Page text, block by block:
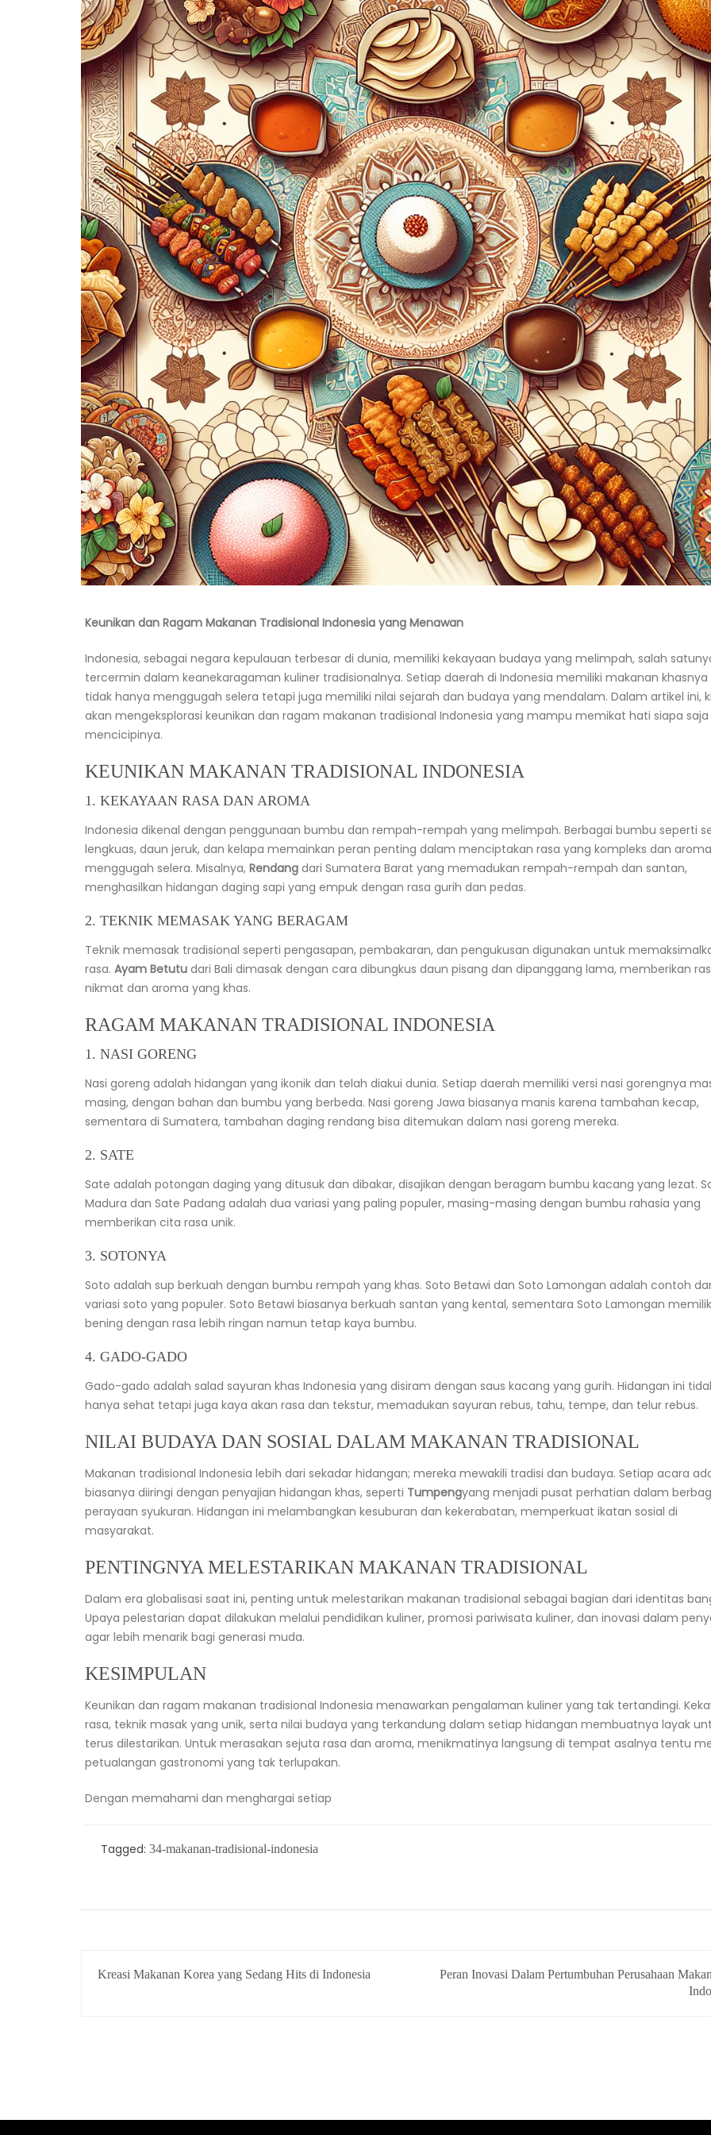
Keunikan dan Ragam Makanan Tradisional Indonesia yang Menawan
Indonesia, sebagai negara kepulauan terbesar di dunia, memiliki kekayaan budaya yang melimpah, salah
tercermin dalam keanekaragaman kuliner tradisionalnya. Setiap daerah di Indonesia memiliki makanan khasnya
tidak hanya menggugah selera tetapi juga memiliki nilai sejarah dan budaya yang mendalam. Dalam artikel ini,
akan mengeksplorasi keunikan dan ragam makanan tradisional Indonesia yang mampu memikat hati siapa
mencicipinya.
KEUNIKAN MAKANAN TRADISIONAL INDONESIA
1. KEKAYAAN RASA DAN AROMA
Indonesia dikenal dengan penggunaan bumbu dan rempah-rempah yang melimpah. Berbagai bumbu seperti
lengkuas, daun jeruk, dan kelapa memainkan peran penting dalam menciptakan rasa yang kompleks dan
menggugah selera. Misalnya, Rendang dari Sumatera Barat yang memadukan rempah-rempah dan santan,
menghasilkan hidangan daging sapi yang empuk dengan rasa gurih dan pedas.
2. TEKNIK MEMASAK YANG BERAGAM
Teknik memasak tradisional seperti pengasapan, pembakaran, dan pengukusan digunakan untuk
rasa. Ayam Betutu dari Bali dimasak dengan cara dibungkus daun pisang dan dipanggang lama, memberikan
nikmat dan aroma yang khas.
RAGAM MAKANAN TRADISIONAL INDONESIA
1. NASI GORENG
Nasi goreng adalah hidangan yang ikonik dan telah diakui dunia. Setiap daerah memiliki versi nasi gorengnya
masing, dengan bahan dan bumbu yang berbeda. Nasi goreng Jawa biasanya manis karena tambahan kecap,
sementara di Sumatera, tambahan daging rendang bisa ditemukan dalam nasi goreng mereka.
2. SATE
Sate adalah potongan daging yang ditusuk dan dibakar, disajikan dengan beragam bumbu kacang yang lezat.
Madura dan Sate Padang adalah dua variasi yang paling populer, masing-masing dengan bumbu rahasia yang
memberikan cita rasa unik.
3. SOTONYA
Soto adalah sup berkuah dengan bumbu rempah yang khas. Soto Betawi dan Soto Lamongan adalah contoh
variasi soto yang populer. Soto Betawi biasanya berkuah santan yang kental, sementara Soto Lamongan
bening dengan rasa lebih ringan namun tetap kaya bumbu.
4. GADO-GADO
Gado-gado adalah salad sayuran khas Indonesia yang disiram dengan saus kacang yang gurih. Hidangan ini
hanya sehat tetapi juga kaya akan rasa dan tekstur, memadukan sayuran rebus, tahu, tempe, dan telur rebus.
NILAI BUDAYA DAN SOSIAL DALAM MAKANAN TRADISIONAL
Makanan tradisional Indonesia lebih dari sekadar hidangan; mereka mewakili tradisi dan budaya. Setiap acara
biasanya diiringi dengan penyajian hidangan khas, seperti Tumpengyang menjadi pusat perhatian dalam
perayaan syukuran. Hidangan ini melambangkan kesuburan dan kekerabatan, memperkuat ikatan sosial di
masyarakat.
PENTINGNYA MELESTARIKAN MAKANAN TRADISIONAL
Dalam era globalisasi saat ini, penting untuk melestarikan makanan tradisional sebagai bagian dari identitas
Upaya pelestarian dapat dilakukan melalui pendidikan kuliner, promosi pariwisata kuliner, dan inovasi dalam
agar lebih menarik bagi generasi muda.
KESIMPULAN
Keunikan dan ragam makanan tradisional Indonesia menawarkan pengalaman kuliner yang tak tertandingi.
rasa, teknik masak yang unik, serta nilai budaya yang terkandung dalam setiap hidangan membuatnya layak
terus dilestarikan. Untuk merasakan sejuta rasa dan aroma, menikmatinya langsung di tempat asalnya tentu
petualangan gastronomi yang tak terlupakan.
Dengan memahami dan menghargai setiap
Tagged: 34-makanan-tradisional-indonesia
POST
NAVIGATION
Kreasi Makanan Korea yang Sedang Hits di Indonesia
Peran Inovasi Dalam Pertumbuhan Perusahaan